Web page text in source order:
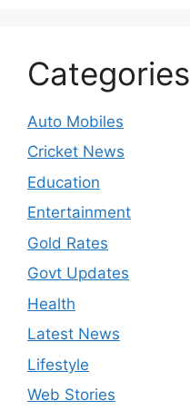
Categories
Auto Mobiles
Cricket News
Education
Entertainment
Gold Rates
Govt Updates
Health
Latest News
Lifestyle
Web Stories